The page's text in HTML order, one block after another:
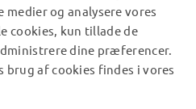
og analysere vores
cookies, kun tillade de
dine præferencer.
af cookies findes i vores